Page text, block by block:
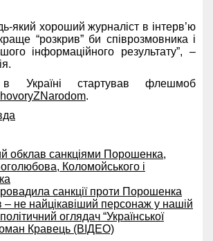
який хороший журналіст в інтерв’ю
“розкрив” би співрозмовника і
інформаційного результату”, –
Україні стартував флешмоб
.
обклав санкціями Порошенка,
Коломойського і
санкції проти Порошенка
– не найцікавіший персонаж у нашій
оглядач “Української
Кравець (ВІДЕО)